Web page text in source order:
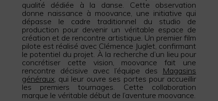
qualité dédiée à la danse. Cette observation
donne naissance à moovance, une initiative qui
dépasse le cadre traditionnel du studio de
production pour devenir un véritable espace de
création et de rencontre artistique. Un premier film
pilote est réalisé avec Clémence Juglet, confirmant
le potentiel du projet. À la recherche d’un lieu pour
concrétiser cette vision, moovance fait une
rencontre décisive avec l’équipe des Magasins
généraux, qui leur ouvre ses portes pour accueillir
les premiers tournages. Cette collaboration
marque le véritable début de l’aventure moovance.